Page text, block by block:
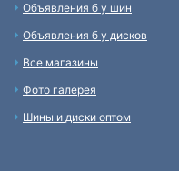
Объявления б у шин
Объявления б у дисков
Все магазины
Фото галерея
Шины и диски оптом